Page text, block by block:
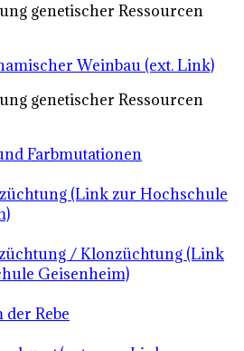
genetischer Ressourcen
Weinbau (ext. Link)
genetischer Ressourcen
Farbmutationen
(Link zur Hochschule
/ Klonzüchtung (Link
Geisenheim)
der Rebe